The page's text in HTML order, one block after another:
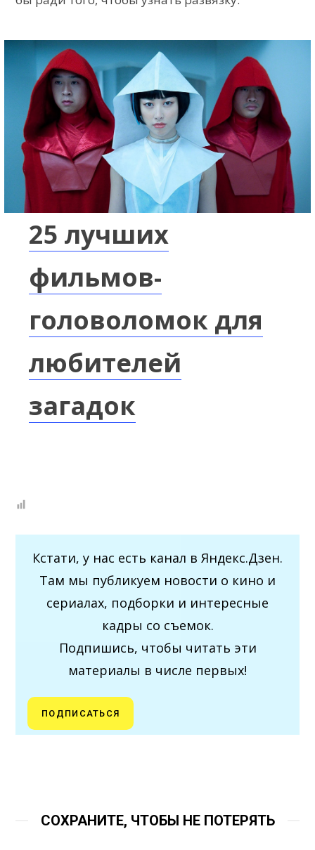
25 лучших
фильмов-
головоломок для
любителей
загадок
Кстати, у нас есть канал в Яндекс.Дзен.
Там мы публикуем новости о кино и
сериалах, подборки и интересные
кадры со съемок.
Подпишись, чтобы читать эти
материалы в числе первых!
ПОДПИСАТЬСЯ
СОХРАНИТЕ, ЧТОБЫ НЕ ПОТЕРЯТЬ